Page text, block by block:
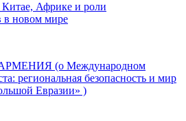
Африке и роли
в новом мире
(о Международном
региональная безопасность и мир
Евразии» )